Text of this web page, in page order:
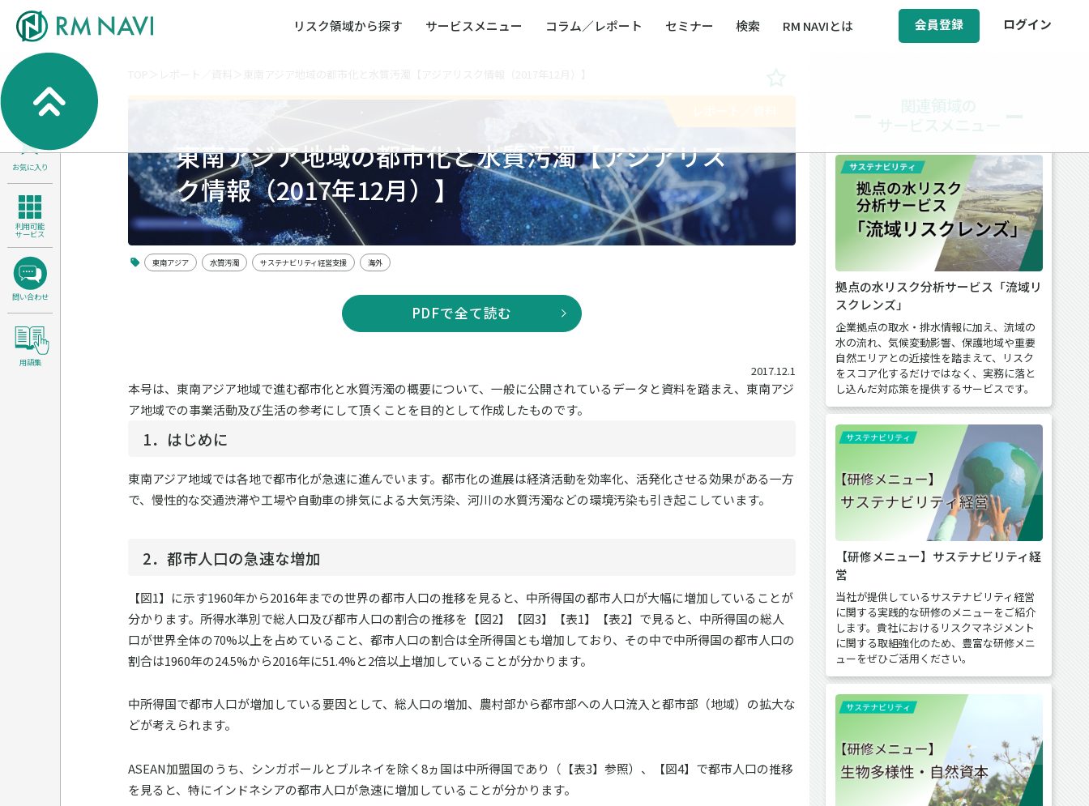
リスク領域から探す サービスメニュー コラム／レポート セミナー 検索 RM NAVIとは 会員登録 ログイン
BCP／BCM（事業継続マネジメント）
サステナビリティ経営支援
人権・人的資本課題解決支援
安全文化醸成／労働安全衛生
医療／介護／障害福祉／子ども・児童福祉等
全社的リスク管理（ERM）
危機管理
製品安全・食品安全
コンプライアンス・内部統制 海外
検索
お気に入り
利用可能
サービス
問い合わせ
用語集
東南アジア地域の都市化と水質汚濁【アジアリス
ク情報（2017年12月）】
東南アジア 水質汚濁 サステナビリティ経営支援 海外
PDFで全て読む
2017.12.1
本号は、東南アジア地域で進む都市化と水質汚濁の概要について、一般に公開されているデータと資料を踏まえ、東南アジ
ア地域での事業活動及び生活の参考にして頂くことを目的として作成したものです。
1．はじめに
東南アジア地域では各地で都市化が急速に進んでいます。都市化の進展は経済活動を効率化、活発化させる効果がある一方
で、慢性的な交通渋滞や工場や自動車の排気による大気汚染、河川の水質汚濁などの環境汚染も引き起こしています。
2．都市人口の急速な増加
【図1】に示す1960年から2016年までの世界の都市人口の推移を見ると、中所得国の都市人口が大幅に増加していることが
分かります。所得水準別で総人口及び都市人口の割合の推移を【図2】【図3】【表1】【表2】で見ると、中所得国の総人
口が世界全体の70%以上を占めていること、都市人口の割合は全所得国とも増加しており、その中で中所得国の都市人口の
割合は1960年の24.5%から2016年に51.4%と2倍以上増加していることが分かります。
中所得国で都市人口が増加している要因として、総人口の増加、農村部から都市部への人口流入と都市部（地域）の拡大な
どが考えられます。
ASEAN加盟国のうち、シンガポールとブルネイを除く8ヵ国は中所得国であり（【表3】参照）、【図4】で都市人口の推移
を見ると、特にインドネシアの都市人口が急速に増加していることが分かります。
拠点の水リスク分析サービス「流域リ
スクレンズ」
企業拠点の取水・排水情報に加え、流域の
水の流れ、気候変動影響、保護地域や重要
自然エリアとの近接性を踏まえて、リスク
をスコア化するだけではなく、実務に落と
し込んだ対応策を提供するサービスです。
【研修メニュー】サステナビリティ経
営
当社が提供しているサステナビリティ経営
に関する実践的な研修のメニューをご紹介
します。貴社におけるリスクマネジメント
に関する取組強化のため、豊富な研修メニ
ューをぜひご活用ください。